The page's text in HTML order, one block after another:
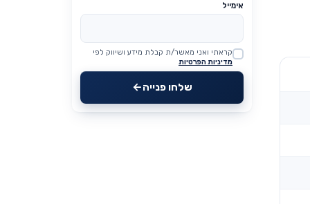
אימייל
Website
קראתי ואני מאשר/ת קבלת מידע ושיווק לפי
מדיניות הפרטיות
שלחו פנייה